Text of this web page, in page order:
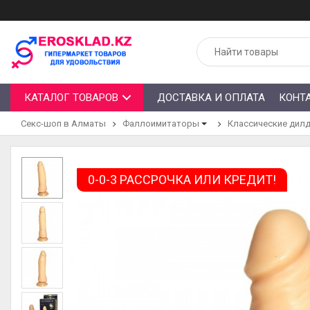
КАТАЛОГ ТОВАРОВ ДОСТАВКА И ОПЛАТА
Секс-шоп в Алматы Фаллоимитаторы Классические
0-0-3 РАССРОЧКА ИЛИ КРЕДИТ!